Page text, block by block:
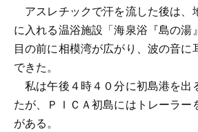
アスレチックで汗を流した後は、
に入れる温浴施設「海泉浴『島の湯
目の前に相模湾が広がり、波の音に
できた。
私は午後４時４０分に初島港を出
たが、ＰＩＣＡ初島にはトレーラー
がある。